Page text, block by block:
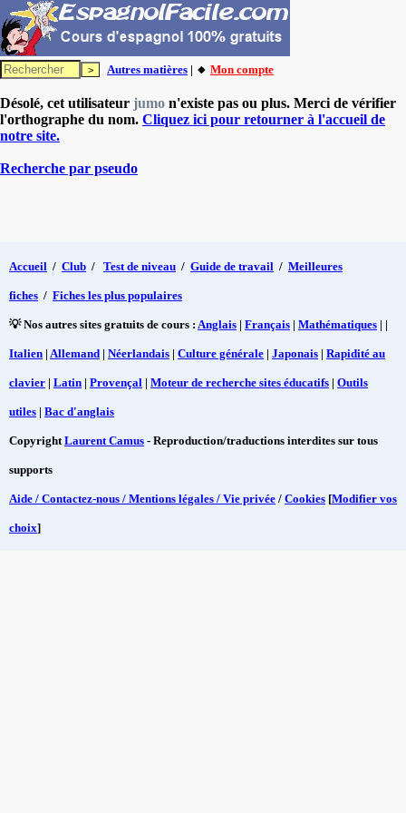
Autres matières | 🔸 Mon compte
Désolé, cet utilisateur jumo n'existe pas ou plus. Merci de vérifier
l'orthographe du nom. Cliquez ici pour retourner à l'accueil de
notre site.
Recherche par pseudo
Accueil / Club / Test de niveau / Guide de travail / Meilleures
fiches / Fiches les plus populaires
💡 Nos autres sites gratuits de cours : Anglais | Français | Mathématiques | |
Italien | Allemand | Néerlandais | Culture générale | Japonais | Rapidité au
clavier | Latin | Provençal | Moteur de recherche sites éducatifs | Outils
utiles | Bac d'anglais
CopyrightLaurent Camus - Reproduction/traductions interdites sur tous
supports
Aide / Contactez-nous / Mentions légales / Vie privée / Cookies [Modifier vos
choix]